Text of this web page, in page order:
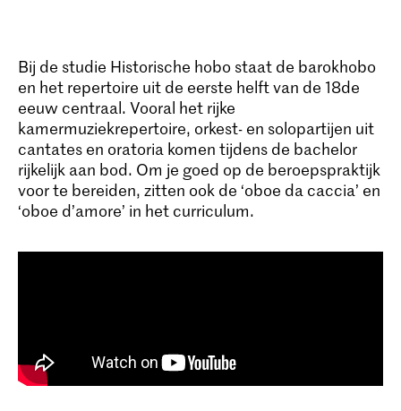
Bij de studie Historische hobo staat de barokhobo
en het repertoire uit de eerste helft van de 18de
eeuw centraal. Vooral het rijke
kamermuziekrepertoire, orkest- en solopartijen uit
cantates en oratoria komen tijdens de bachelor
rijkelijk aan bod. Om je goed op de beroepspraktijk
voor te bereiden, zitten ook de ‘oboe da caccia’ en
‘oboe d’amore’ in het curriculum.